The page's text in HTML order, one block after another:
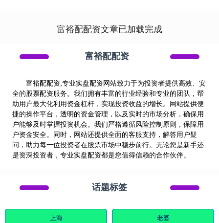
富裕配配资文章已加载完成
富裕配配资
富裕配配资,专业实盘配资网站致力于为投资者提供高效、安
全的股票配资服务。我们拥有丰富的行业经验和专业的团队，帮
助用户最大化利用资金杠杆，实现投资收益的增长。网站提供便
捷的操作平台，透明的资金管理，以及实时的市场分析，确保用
户能够及时掌握投资机会。我们严格遵循风险控制原则，保障用
户资金安全。同时，网站还提供全面的客服支持，解答用户疑
问，助力每一位投资者在股票市场中稳步前行。无论您是新手还
是资深投资者，专业实盘配资都是您值得信赖的合作伙伴。
话题标签
上海 老婆